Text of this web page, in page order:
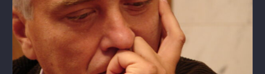
ODRŽAN ČETVRTI MEMORIJAL JASMIN
DŽINDO